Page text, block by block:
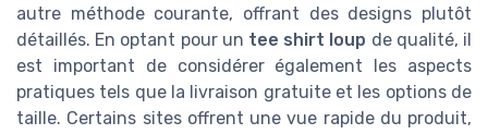
autre méthode courante, offrant des designs plutôt
détaillés. En optant pour un tee shirt loup de qualité, il
est important de considérer également les aspects
pratiques tels que la livraison gratuite et les options de
taille. Certains sites offrent une vue rapide du produit,